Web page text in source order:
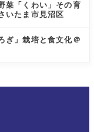
菜「くわい」その育
いたま市見沼区
ぎ」栽培と食文化＠